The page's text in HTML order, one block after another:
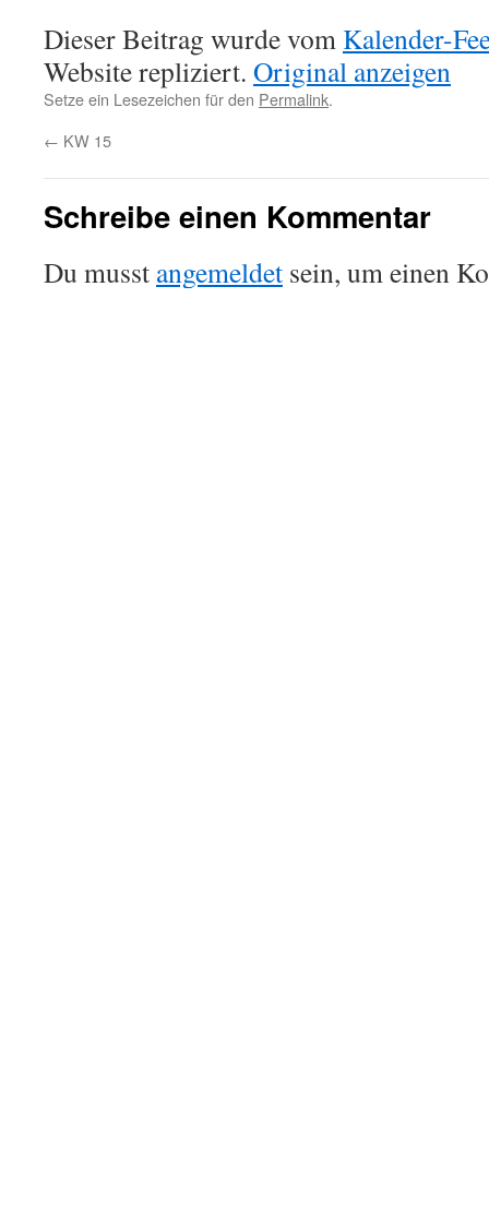
Dieser Beitrag wurde vom Kalender-
Website repliziert. Original anzeigen
Setze ein Lesezeichen für den Permalink.
← KW 15
Schreibe einen Kommentar
Du musst angemeldet sein, um einen